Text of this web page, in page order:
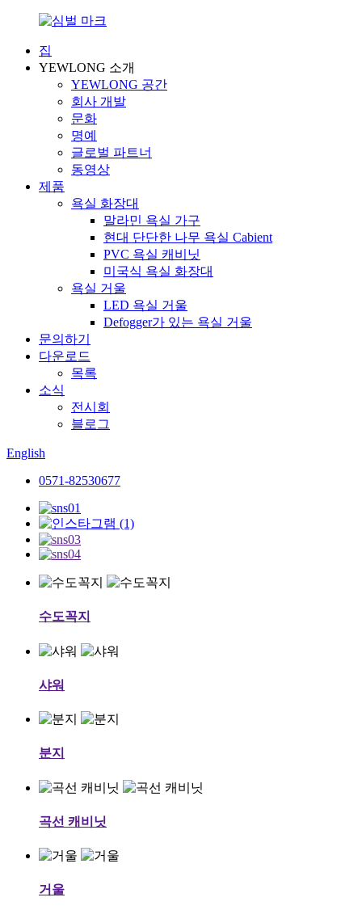
집
YEWLONG 소개
YEWLONG 공간
회사 개발
문화
명예
글로벌 파트너
동영상
제품
욕실 화장대
말라민 욕실 가구
현대 단단한 나무 욕실 Cabient
PVC 욕실 캐비닛
미국식 욕실 화장대
욕실 거울
LED 욕실 거울
Defogger가 있는 욕실 거울
문의하기
다운로드
목록
소식
전시회
블로그
English
0571-82530677
수도꼭지
샤워
분지
곡선 캐비닛
거울